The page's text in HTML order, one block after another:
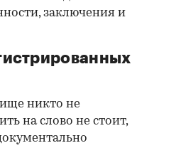
заключения и
никто не
на слово не стоит,